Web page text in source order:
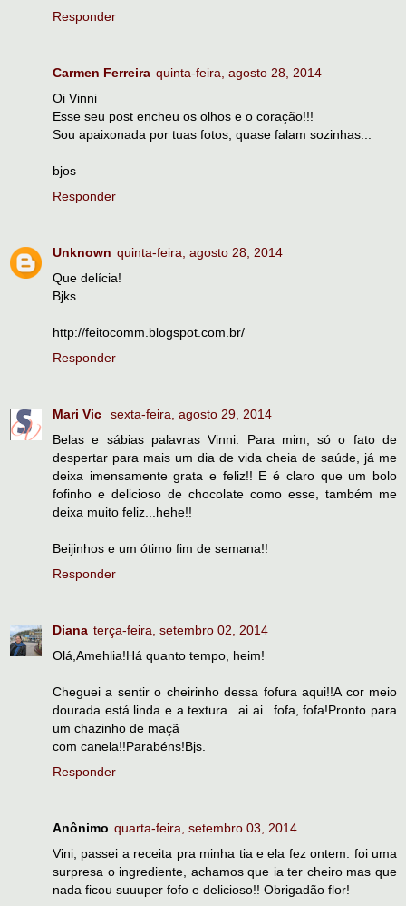
Responder
Carmen Ferreira quinta-feira, agosto 28, 2014
Oi Vinni
Esse seu post encheu os olhos e o coração!!!
Sou apaixonada por tuas fotos, quase falam sozinhas...
bjos
Responder
Unknown quinta-feira, agosto 28, 2014
Que delícia!
Bjks
http://feitocomm.blogspot.com.br/
Responder
Mari Vic
sexta-feira, agosto 29, 2014
Belas e sábias palavras Vinni. Para mim, só o fato de
despertar para mais um dia de vida cheia de saúde, já me
deixa imensamente grata e feliz!! E é claro que um bolo
fofinho e delicioso de chocolate como esse, também me
deixa muito feliz...hehe!!
Beijinhos e um ótimo fim de semana!!
Responder
Diana terça-feira, setembro 02, 2014
Olá,Amehlia!Há quanto tempo, heim!
Cheguei a sentir o cheirinho dessa fofura aqui!!A cor meio
dourada está linda e a textura...ai ai...fofa, fofa!Pronto para
um chazinho de maçã
com canela!!Parabéns!Bjs.
Responder
Anônimo quarta-feira, setembro 03, 2014
Vini, passei a receita pra minha tia e ela fez ontem. foi uma
surpresa o ingrediente, achamos que ia ter cheiro mas que
nada ficou suuuper fofo e delicioso!! Obrigadão flor!